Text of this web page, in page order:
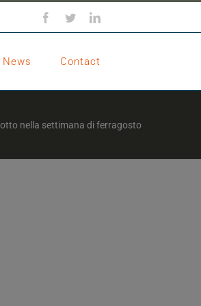
Facebook
TwitterLinkedIn
News Contact
nella settimana di ferragosto